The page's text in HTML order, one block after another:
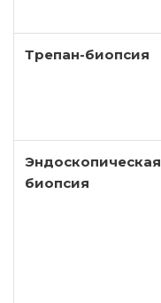
Трепан-биопсия
Эндоскопическая
биопсия